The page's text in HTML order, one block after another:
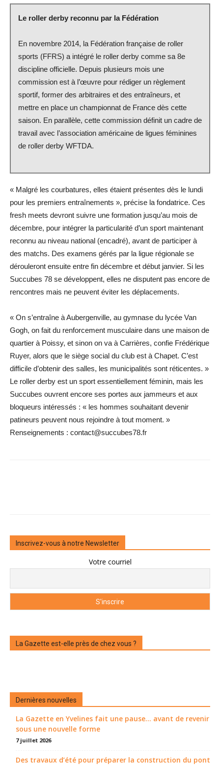
Le roller derby reconnu par la Fédération
En novembre 2014, la Fédération française de roller
sports (FFRS) a intégré le roller derby comme sa 8e
discipline officielle. Depuis plusieurs mois une
commission est à l’œuvre pour rédiger un règlement
sportif, former des arbitraires et des entraîneurs, et
mettre en place un championnat de France dès cette
saison. En parallèle, cette commission définit un cadre de
travail avec l’association américaine de ligues féminines
de roller derby WFTDA.
« Malgré les courbatures, elles étaient présentes dès le lundi
pour les premiers entraînements », précise la fondatrice. Ces
fresh meets devront suivre une formation jusqu’au mois de
décembre, pour intégrer la particularité d’un sport maintenant
reconnu au niveau national (encadré), avant de participer à
des matchs. Des examens gérés par la ligue régionale se
dérouleront ensuite entre fin décembre et début janvier. Si les
Succubes 78 se développent, elles ne disputent pas encore de
rencontres mais ne peuvent éviter les déplacements.
« On s’entraîne à Aubergenville, au gymnase du lycée Van
Gogh, on fait du renforcement musculaire dans une maison de
quartier à Poissy, et sinon on va à Carrières, confie Frédérique
Ruyer, alors que le siège social du club est à Chapet. C’est
difficile d’obtenir des salles, les municipalités sont réticentes. »
Le roller derby est un sport essentiellement féminin, mais les
Succubes ouvrent encore ses portes aux jammeurs et aux
bloqueurs intéressés : « les hommes souhaitant devenir
patineurs peuvent nous rejoindre à tout moment. »
Renseignements : contact@succubes78.fr
Inscrivez-vous à notre Newsletter
Votre courriel
La Gazette est-elle près de chez vous ?
Dernières nouvelles
La Gazette en Yvelines fait une pause... avant de revenir
sous une nouvelle forme
7 juillet 2026
Des travaux d’été pour préparer la construction du pont